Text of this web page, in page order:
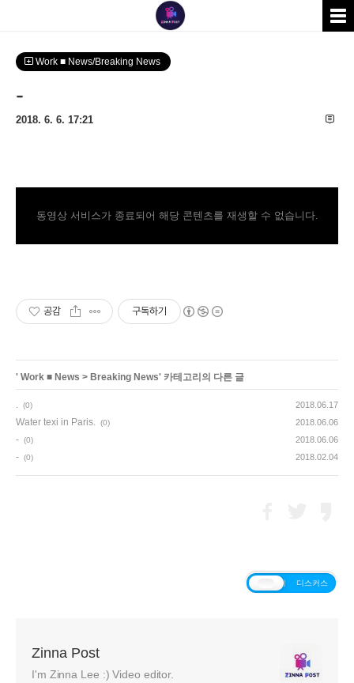
Work ■ News/Breaking News
-
2018. 6. 6. 17:21
동영상 서비스가 종료되어 해당 콘텐츠를 재생할 수 없습니다.
공감 구독하기
' Work ■ News > Breaking News' 카테고리의 다른 글
. (0) 2018.06.17
Water texi in Paris. (0) 2018.06.06
- (0) 2018.06.06
- (0) 2018.02.04
티스토리 디스커스
Zinna Post
I'm Zinna Lee :) Video editor.